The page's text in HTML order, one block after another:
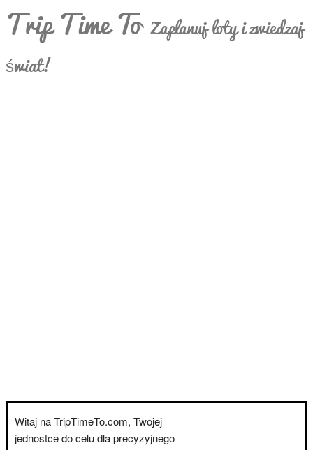
Trip Time To Zaplanuj loty i zwiedzaj
świat!
Witaj na TripTimeTo.com, Twojej
jednostce do celu dla precyzyjnego